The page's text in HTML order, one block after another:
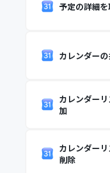
予定の詳細
カレンダー
カレンダー
加
カレンダー
削除